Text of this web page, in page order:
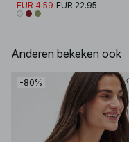
EUR 4.59 EUR 22.95
Anderen bekeken ook
-80%